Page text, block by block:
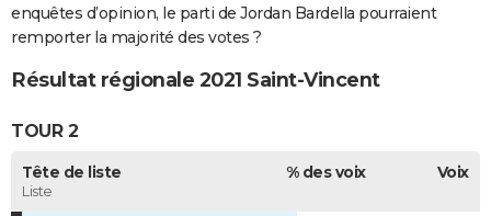
enquêtes d’opinion, le parti de Jordan Bardella pourraient
remporter la majorité des votes ?
Résultat régionale 2021 Saint-Vincent
TOUR 2
Tête de liste
Liste
% des voix Voix